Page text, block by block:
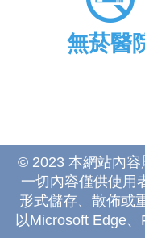
無菸醫
© 2023 本網站內容
一切內容僅供使用
形式儲存、散佈或
以Microsoft Edge